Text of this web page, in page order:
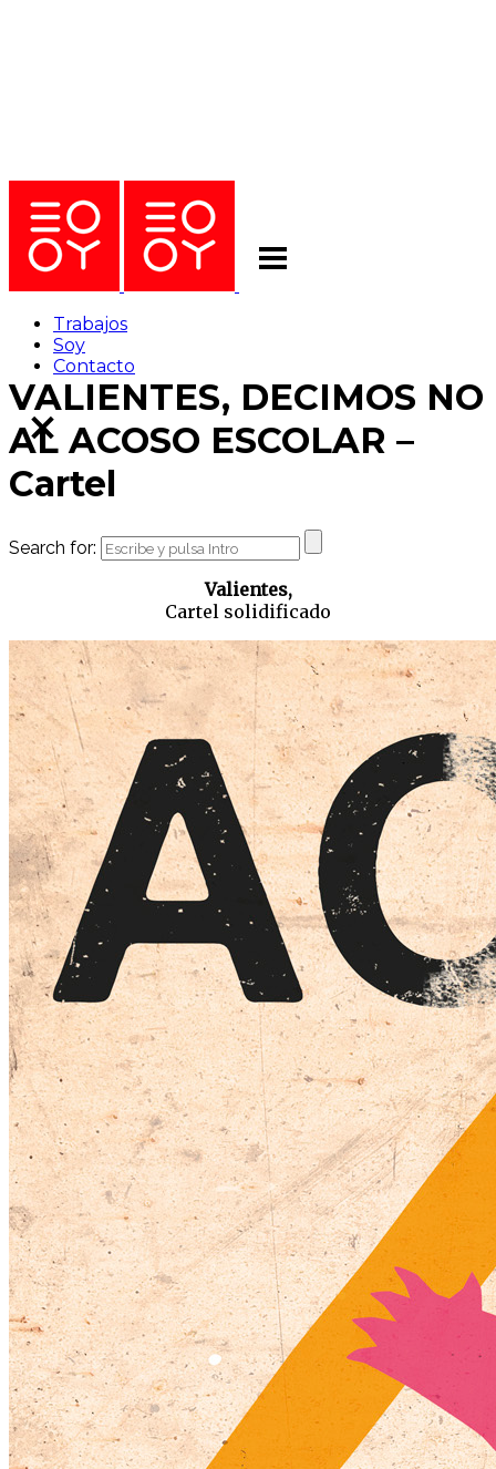
Trabajos
Soy
Contacto
VALIENTES, DECIMOS NO
AL ACOSO ESCOLAR –
Cartel
Search for:
Valientes,
Cartel solidificado